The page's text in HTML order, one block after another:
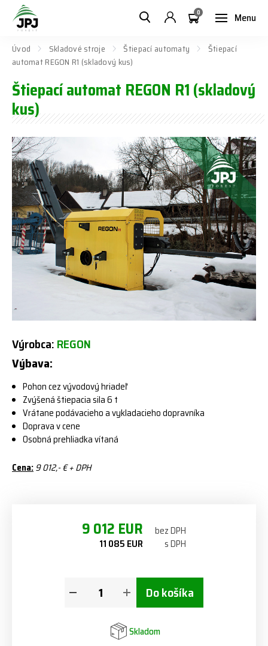
Menu
0
Úvod Skladové stroje Štiepací automaty
Štiepací
automat REGON R1 (skladový kus)
Štiepací automat REGON R1 (skladový
kus)
Výrobca:REGON
Výbava:
Pohon cez vývodový hriadeľ
Zvýšená štiepacia sila 6 t
Vrátane podávacieho a vykladacieho dopravníka
Doprava v cene
Osobná prehliadka vítaná
Cena:9 012,- € + DPH
9 012 EUR bez DPH
11 085 EUR s DPH
Do košíka
Skladom